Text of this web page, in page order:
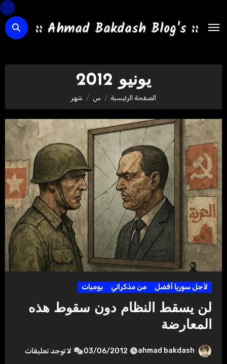
:: Ahmad Bakdash Blog's ::
يونيو 2012
الصفحة الرئيسية س شهر
لأجل سوريا أفضل من مذكراتي يوميات
لن يسقط النظام دون سقوط هذه
المعارضة
ahmad bakdash
03/06/2012 لا توجد تعليقات